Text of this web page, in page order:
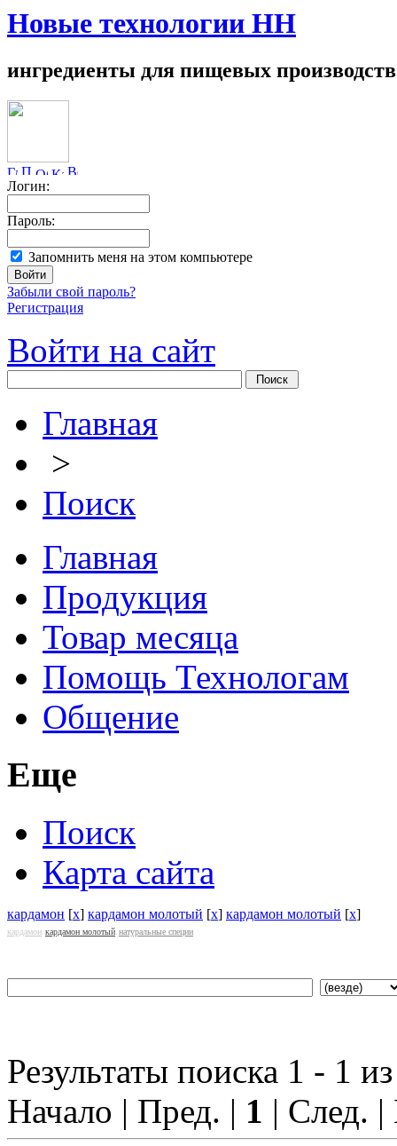
Новые технологии НН
ингредиенты для пищевых производств
Логин:
Пароль:
Запомнить меня на этом компьютере
Забыли свой пароль?
Регистрация
Войти на сайт
Главная
>
Поиск
Главная
Продукция
Товар месяца
Помощь Технологам
Общение
Еще
Поиск
Карта сайта
кардамон [x] кардамон молотый [x] кардамон молотый [x]
кардамон кардамон молотый натуральные специи
Результаты поиска 1 - 1
Начало | Пред. | 1 | След.